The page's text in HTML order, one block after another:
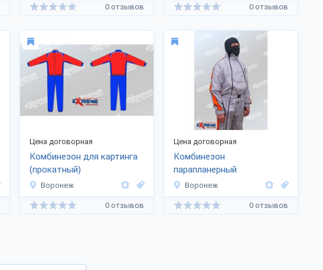
0 отзывов 0 отзывов
Цена договорная
Комбинезон для картинга
(прокатный)
Воронеж
0 отзывов
Цена договорная
Комбинезон
парапланерный
Воронеж
0 отзывов